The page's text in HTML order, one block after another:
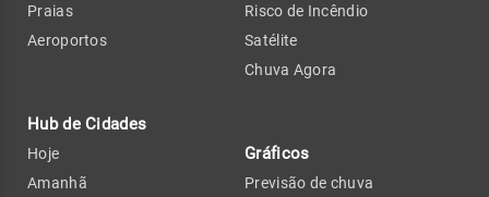
Praias
Aeroportos
Hub de Cidades
Hoje
Amanhã
Risco de Incêndio
Satélite
Chuva Agora
Gráficos
Previsão de chuva